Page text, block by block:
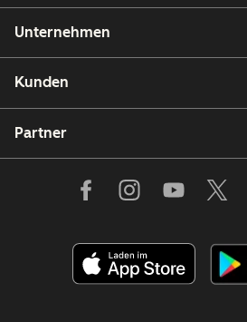
Unternehmen
Kunden
Partner